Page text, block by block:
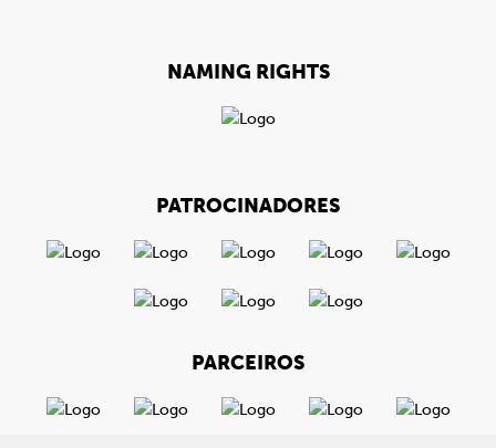
NAMING RIGHTS
PATROCINADORES
PARCEIROS